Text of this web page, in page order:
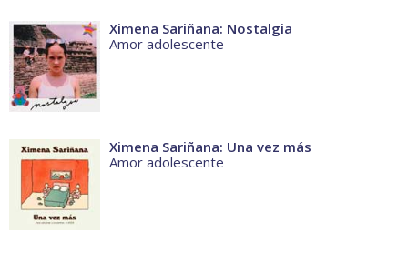
Ximena Sariñana: Nostalgia
Amor adolescente
Ximena Sariñana: Una vez más
Amor adolescente